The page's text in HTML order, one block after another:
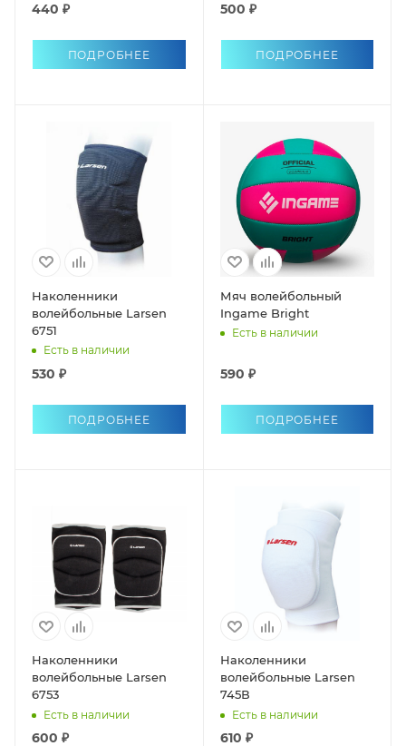
440 ₽
ПОДРОБНЕЕ
500 ₽
ПОДРОБНЕЕ
Наколенники
волейбольные Larsen
6751
Есть в наличии
530 ₽
ПОДРОБНЕЕ
Мяч волейбольный
Ingame Bright
Есть в наличии
590 ₽
ПОДРОБНЕЕ
Наколенники
волейбольные Larsen
6753
Есть в наличии
600 ₽
Наколенники
волейбольные Larsen
745В
Есть в наличии
610 ₽